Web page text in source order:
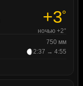
+3°
ночью +2°
750 мм
2:37 → 4:55